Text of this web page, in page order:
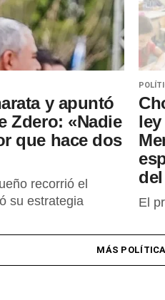
y apuntó
Zdero: «Nadie
que hace dos
recorrió el
su estrategia
El
MÁS POLÍTICA